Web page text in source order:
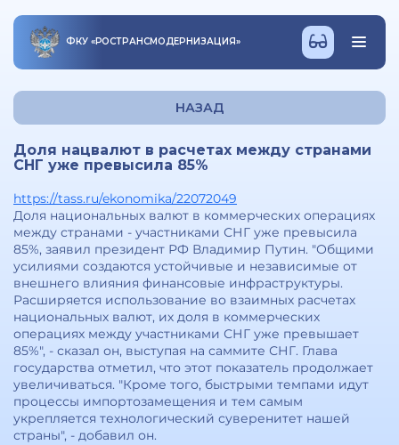
ФКУ «РОСТРАНСМОДЕРНИЗАЦИЯ»
НАЗАД
Доля нацвалют в расчетах между странами
СНГ уже превысила 85%
https://tass.ru/ekonomika/22072049
Доля национальных валют в коммерческих операциях
между странами - участниками СНГ уже превысила
85%, заявил президент РФ Владимир Путин. "Общими
усилиями создаются устойчивые и независимые от
внешнего влияния финансовые инфраструктуры.
Расширяется использование во взаимных расчетах
национальных валют, их доля в коммерческих
операциях между участниками СНГ уже превышает
85%", - сказал он, выступая на саммите СНГ. Глава
государства отметил, что этот показатель продолжает
увеличиваться. "Кроме того, быстрыми темпами идут
процессы импортозамещения и тем самым
укрепляется технологический суверенитет нашей
страны", - добавил он.